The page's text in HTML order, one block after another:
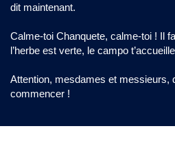
dit maintenant.
Calme-toi Chanquete, calme-toi ! Il
l’herbe est verte, le campo
Attention, mesdames et messieurs,
commencer !